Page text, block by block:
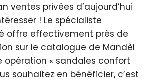
ventes privées d’aujourd’hui
! Le spécialiste
offre effectivement près de
sur le catalogue de Mandèl
opération « sandales confort
souhaitez en bénéficier, c’est